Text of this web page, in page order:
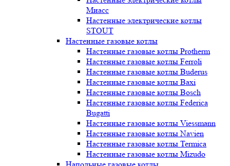
Миасс
Настенные электрические котлы
STOUT
Настенные газовые котлы
Настенные газовые котлы Protherm
Настенные газовые котлы Ferroli
Настенные газовые котлы Buderus
Настенные газовые котлы Baxi
Настенные газовые котлы Bosch
Настенные газовые котлы Federica
Bugatti
Настенные газовые котлы Viessmann
Настенные газовые котлы Navien
Настенные газовые котлы Termica
Настенные газовые котлы Mizudo